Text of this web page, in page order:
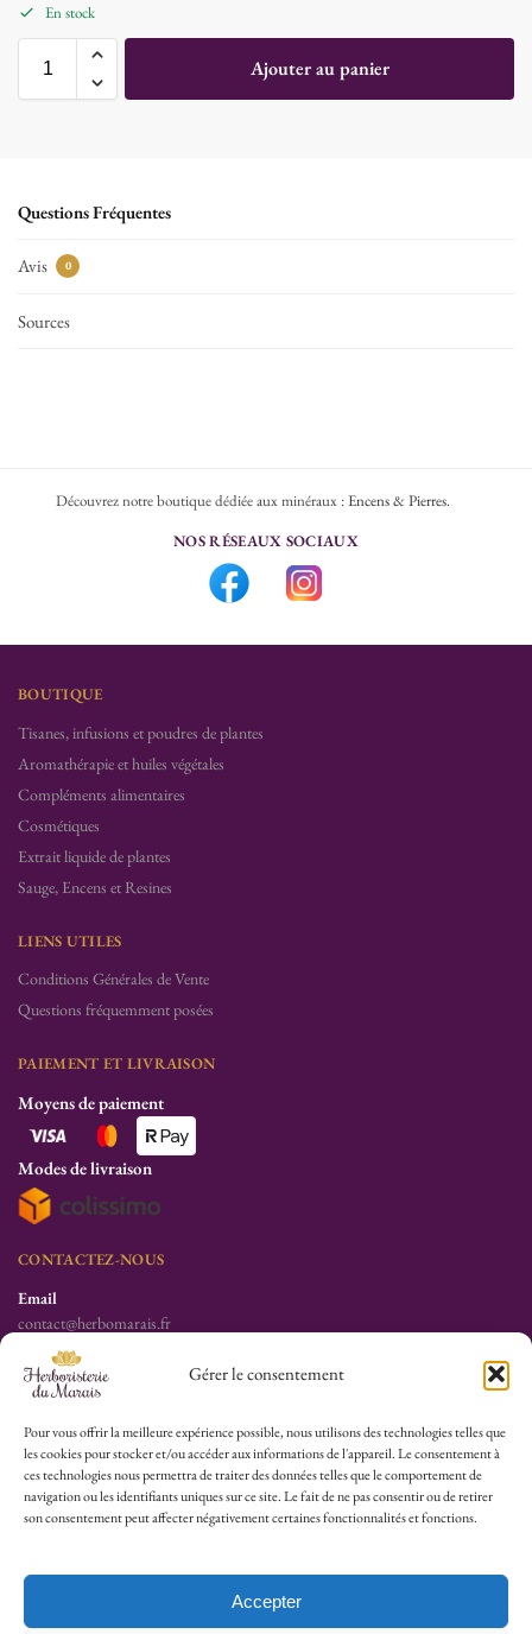
Gérer le consentement
Pour vous offrir la meilleure expérience possible, nous utilisons des technologies telles que
les cookies pour stocker et/ou accéder aux informations de l'appareil. Le consentement à
ces technologies nous permettra de traiter des données telles que le comportement de
navigation ou les identifiants uniques sur ce site. Le fait de ne pas consentir ou de retirer
son consentement peut affecter négativement certaines fonctionnalités et fonctions.
Accepter
En stock
Ajouter au panier
Questions Fréquentes
Avis 0
Sources
Découvrez notre boutique dédiée aux minéraux :Encens & Pierres.
NOS RÉSEAUX SOCIAUX
BOUTIQUE
Tisanes, infusions et poudres de plantes
Aromathérapie et huiles végétales
Compléments alimentaires
Cosmétiques
Extrait liquide de plantes
Sauge, Encens et Resines
LIENS UTILES
Conditions Générales de Vente
Questions fréquemment posées
PAIEMENT ET LIVRAISON
Moyens de paiement
Modes de livraison
CONTACTEZ-NOUS
Email
contact@herbomarais.fr
Téléphone
+33 6 78 19 34 25
S’adresser à l’herboristerie :
6 rue des Filles du Calvaire
75003 Paris
France
Lu-Sa : 10h30/13h30 – 14h30/19h30
Dim (Oct à Mai) : 12h/17h30